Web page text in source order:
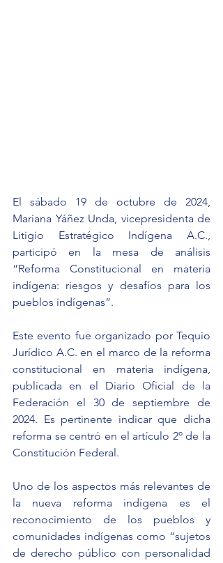
El sábado 19 de octubre de 2024,
Mariana Yáñez Unda, vicepresidenta de
Litigio Estratégico Indígena A.C.,
participó en la mesa de análisis
“Reforma Constitucional en materia
indígena: riesgos y desafíos para los
pueblos indígenas”.
Este evento fue organizado por Tequio
Jurídico A.C. en el marco de la reforma
constitucional en materia indígena,
publicada en el Diario Oficial de la
Federación el 30 de septiembre de
2024. Es pertinente indicar que dicha
reforma se centró en el artículo 2º de la
Constitución Federal.
Uno de los aspectos más relevantes de
la nueva reforma indígena es el
reconocimiento de los pueblos y
comunidades indígenas como “sujetos
de derecho público con personalidad